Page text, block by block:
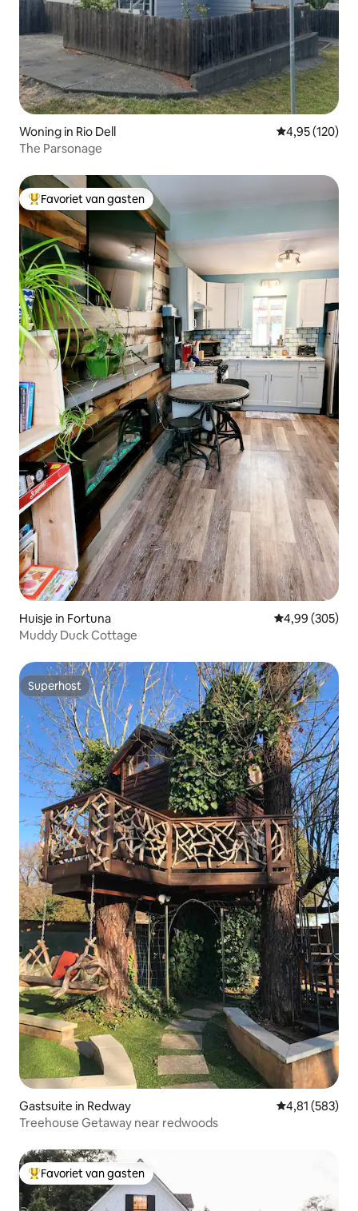
Woning in Rio Dell Gemiddelde
4,95 (120)
The Parsonage
Topfavoriet van gasten
Favoriet van gasten
Huisje in Fortuna Gemiddelde
4,99 (305)
Muddy Duck Cottage
Superhost
Superhost
Gastsuite in Redway Gemiddelde
4,81 (583)
Treehouse Getaway near redwoods
Topfavoriet van gasten
Favoriet van gasten